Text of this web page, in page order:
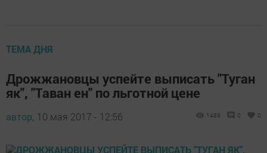
ТЕМА ДНЯ
Дрожжановцы успейте выписать "Туган
як", "Таван ен" по льготной цене
автор, 10 мая 2017 - 12:56 1489 0 0